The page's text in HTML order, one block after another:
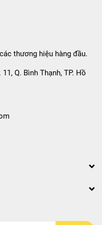
#chaoga
#chaodonggoi
#blackpinksvn
#blackpink
#blpvn #blpcom
thương hiệu hàng đầu.
Q. Bình Thạnh, TP. Hồ